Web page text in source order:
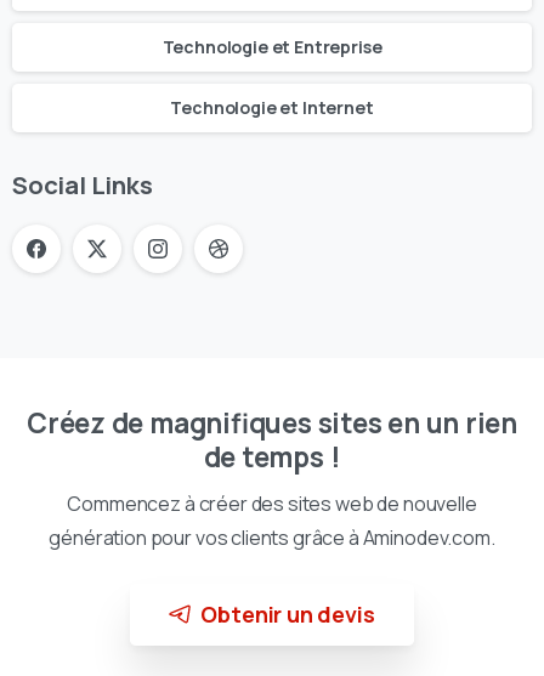
Technologie et Entreprise
Technologie et Internet
Social Links
Créez de magnifiques sites en un rien
de temps !
Commencez à créer des sites web de nouvelle
génération pour vos clients grâce à Aminodev.com.
Obtenir un devis